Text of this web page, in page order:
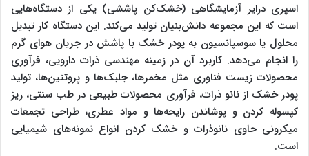
اسپری درایر آزمایشگاهی (خشک‌کن پاششی) یکی از دستگاه‌هایی
است که این مجموعه دانش‌بنیان تولید می‌کند. این دستگاه کار تبدیل
محلول یا سوسپانسیون به پودر خشک با پاشش در جریان هوای گرم
را انجام می‌دهد. کاربرد آن در زمینه مهندسی ذرات دارویی، فرآوری
محصولات زیست فناوری مثل مخمرها، جلبک‌ها و پروتئین‌ها، تولید
پودر خشک از نانو ذرات، فرآوری محصولات طبیعی در طب سنتی، ریز
کپسوله کردن و پوشاندن رایحه‌ها و مواد عطری، طراحی تجمعات
میکرونی حاوی نانوذرات و خشک کردن انواع نمونه‌های شیمیایی
است.